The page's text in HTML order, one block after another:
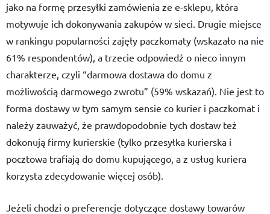
jako na formę przesyłki zamówienia ze e-sklepu, która
motywuje ich dokonywania zakupów w sieci. Drugie miejsce
w rankingu popularności zajęły paczkomaty (wskazało na nie
61% respondentów), a trzecie odpowiedź o nieco innym
charakterze, czyli “darmowa dostawa do domu z
możliwością darmowego zwrotu” (59% wskazań). Nie jest to
forma dostawy w tym samym sensie co kurier i paczkomat i
należy zauważyć, że prawdopodobnie tych dostaw też
dokonują firmy kurierskie (tylko przesyłka kurierska i
pocztowa trafiają do domu kupującego, a z usług kuriera
korzysta zdecydowanie więcej osób).
Jeżeli chodzi o preferencje dotyczące dostawy towarów